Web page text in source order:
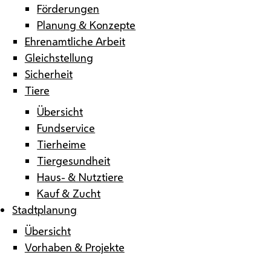
Förderungen
Planung & Konzepte
Ehrenamtliche Arbeit
Gleichstellung
Sicherheit
Tiere
Übersicht
Fundservice
Tierheime
Tiergesundheit
Haus- & Nutztiere
Kauf & Zucht
Stadtplanung
Übersicht
Vorhaben & Projekte